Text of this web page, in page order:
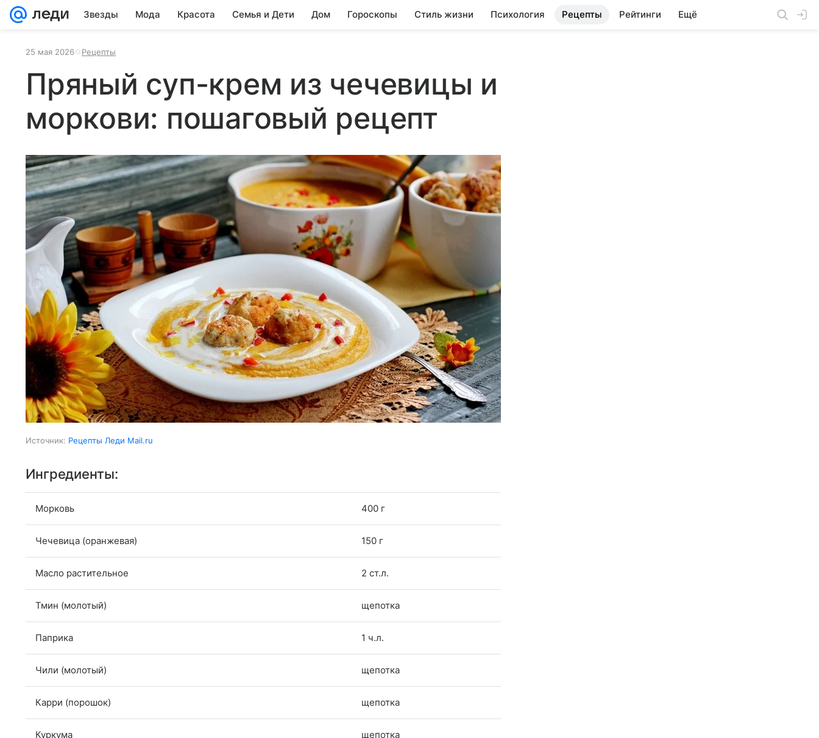
Звезды Мода Красота Семья и Дети Дом Гороскопы Стиль жизни Психология Рецепты Рейтинги Ещё
25 мая 2026 Рецепты
Пряный суп-крем из чечевицы и
моркови: пошаговый рецепт
Источник: Рецепты Леди Mail.ru
Ингредиенты:
Морковь 400 г
Чечевица (оранжевая) 150 г
Масло растительное 2 ст.л.
Тмин (молотый) щепотка
Паприка 1 ч.л.
Чили (молотый) щепотка
Карри (порошок) щепотка
Куркума щепотка